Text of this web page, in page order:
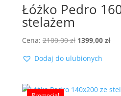
Łóżko Pedro
stelażem
Cena: 2100,00zł Pierwotna
wynosiła:
1399,00 zł
Dodaj do ulubionych